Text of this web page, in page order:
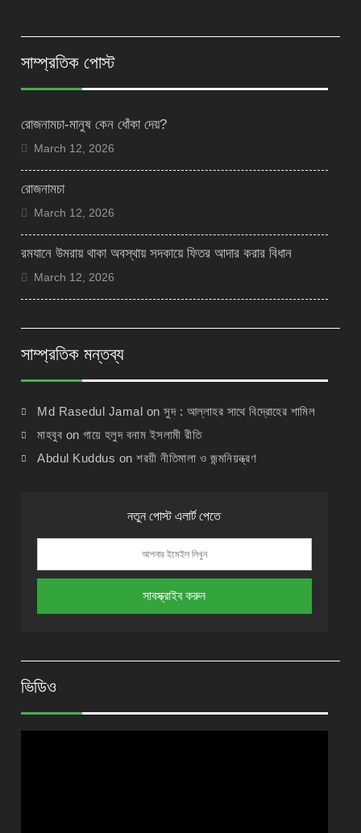
সাম্প্রতিক পোস্ট
রোজনামচা-মানুষ কেন ধোঁকা দেয়?
March 12, 2026
রোজনামচা
March 12, 2026
রমযানে উমরায় থাকা অবস্থায় সদকায়ে ফিতর আদার করার বিধান
March 12, 2026
সাম্প্রতিক মন্তব্য
Md Rasedul Jamal onসুদ : আল্লাহর সাথে বিদ্রোহের শামিল
মাহবুব onগায়ে হলুদ বনাম ইসলামী রীতি
Abdul Kuddus onশরয়ী নীতিমালা ও জন্মনিয়ন্ত্রণ
নতুন পোস্ট এলার্ট পেতে
ভিডিও